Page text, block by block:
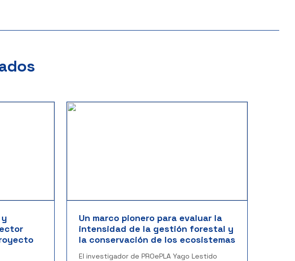
Un marco pionero para evaluar la
intensidad de la gestión forestal y
la conservación de los ecosistemas
El investigador de PROePLA Yago Lestido